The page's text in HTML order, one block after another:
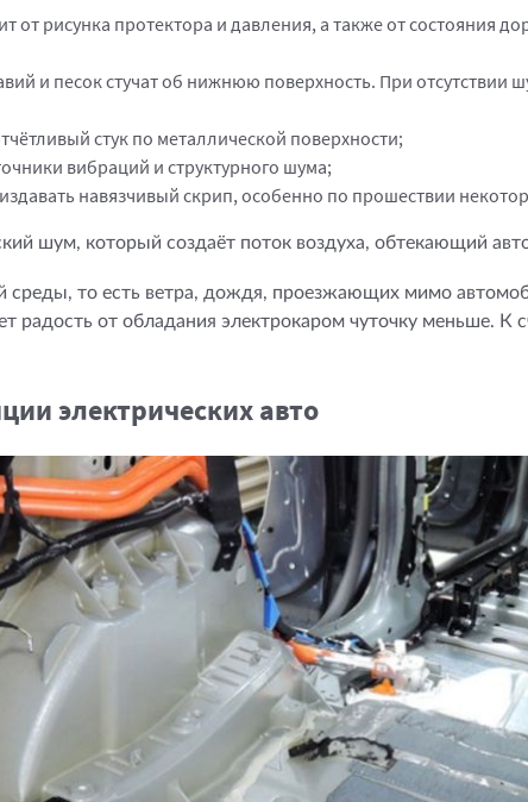
от рисунка протектора и давления, а также от состояния
и песок стучат об нижнюю поверхность. При отсутствии
стук по металлической поверхности;
вибраций и структурного шума;
навязчивый скрип, особенно по прошествии
шум, который создаёт поток воздуха, обтекающий
среды, то есть ветра, дождя, проезжающих мимо
радость от обладания электрокаром чуточку меньше. К
электрических авто